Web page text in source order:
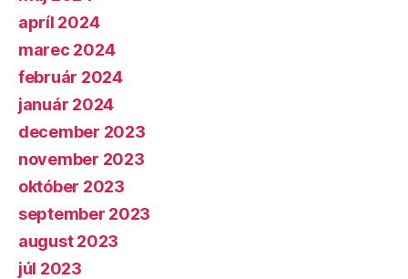
apríl 2024
marec 2024
február 2024
január 2024
december 2023
november 2023
október 2023
september 2023
august 2023
júl 2023